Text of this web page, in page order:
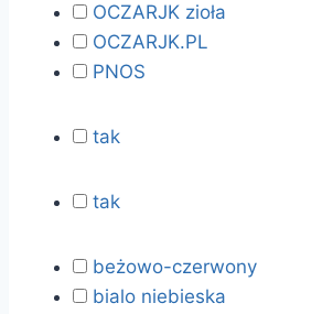
OCZARJK zioła
OCZARJK.PL
PNOS
tak
tak
beżowo-czerwony
bialo niebieska